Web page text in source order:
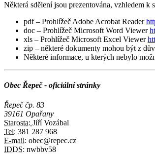
Některá sdělení jsou prezentována, vzhledem
pdf – Prohlížeč Adobe Acrobat Reader
doc – Prohlížeč Microsoft Word Viewer
xls – Prohlížeč Microsoft Excel Viewer
zip – některé dokumenty mohou být z
Některé informace, u kterých nebylo
Obec Řepeč - oficiální stránky
Řepeč čp. 83
39161 Opařany
Starosta: Jiří Vozábal
Tel: 381 287 968
E-mail: obec@repec.cz
IDDS: nwbbv58